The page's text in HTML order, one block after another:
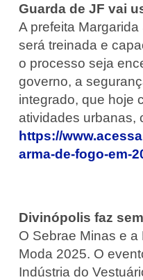
Guarda de JF vai
A prefeita
será treinada e
o processo seja
governo, a
integrado, que hoje
atividades urbanas,
https://
arma-de-fogo-em-
Divinópolis faz
O Sebrae Minas e
Moda 2025. O
Indústria do